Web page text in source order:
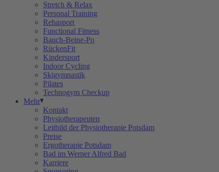
Stretch & Relax
Personal Training
Rehasport
Functional Fitness
Bauch-Beine-Po
RückenFit
Kindersport
Indoor Cycling
Skigymnastik
Pilates
Technogym Checkup
Mehr
Kontakt
Physiotherapeuten
Leitbild der Physiotherapie Potsdam
Preise
Ergotherapie Potsdam
Bad im Werner Alfred Bad
Karriere